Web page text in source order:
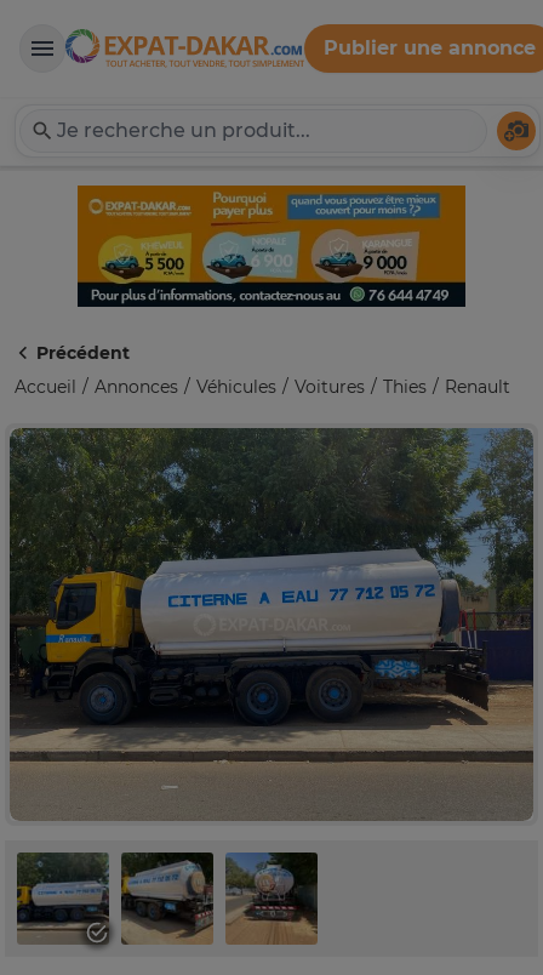
Expat-Dakar
Publier une annonce
Précédent
Accueil
Annonces Véhicules Voitures Thies Renault